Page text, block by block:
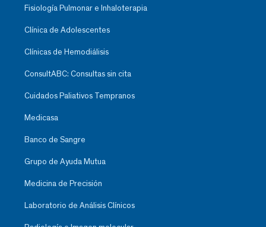
Fisiología Pulmonar e Inhaloterapia
Clínica de Adolescentes
Clínicas de Hemodiálisis
ConsultABC: Consultas sin cita
Cuidados Paliativos Tempranos
Medicasa
Banco de Sangre
Grupo de Ayuda Mutua
Medicina de Precisión
Laboratorio de Análisis Clínicos